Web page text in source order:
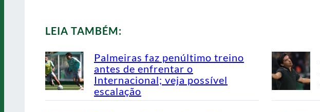
LEIA TAMBÉM:
Palmeiras faz penúltimo treino
antes de enfrentar o
Internacional; veja possível
escalação